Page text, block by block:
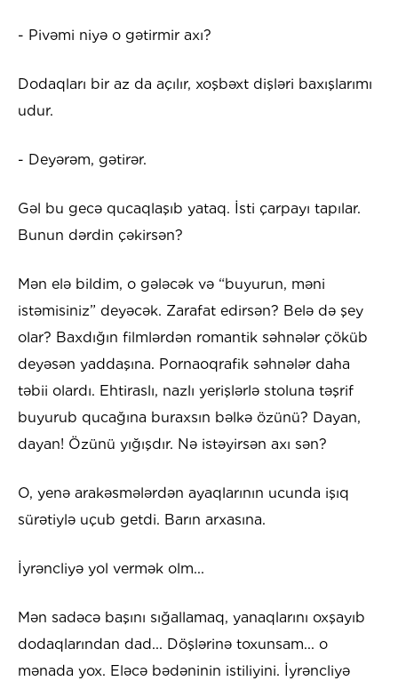
- Pivəmi niyə o gətirmir axı?
Dodaqları bir az da açılır, xoşbəxt dişləri baxışlarımı
udur.
- Deyərəm, gətirər.
Gəl bu gecə qucaqlaşıb yataq. İsti çarpayı tapılar.
Bunun dərdin çəkirsən?
Mən elə bildim, o gələcək və “buyurun, məni
istəmisiniz” deyəcək. Zarafat edirsən? Belə də şey
olar? Baxdığın filmlərdən romantik səhnələr çöküb
deyəsən yaddaşına. Pornaoqrafik səhnələr daha
təbii olardı. Ehtiraslı, nazlı yerişlərlə stoluna təşrif
buyurub qucağına buraxsın bəlkə özünü? Dayan,
dayan! Özünü yığışdır. Nə istəyirsən axı sən?
O, yenə arakəsmələrdən ayaqlarının ucunda işıq
sürətiylə uçub getdi. Barın arxasına.
İyrəncliyə yol vermək olm...
Mən sadəcə başını sığallamaq, yanaqlarını oxşayıb
dodaqlarından dad... Döşlərinə toxunsam... o
mənada yox. Eləcə bədəninin istiliyini. İyrəncliyə